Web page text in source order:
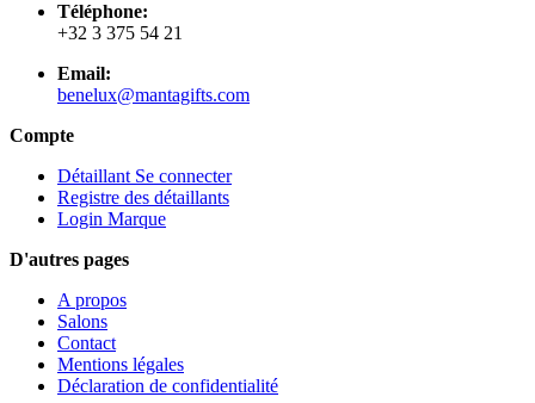
Téléphone:
+32 3 375 54 21
Email:
benelux@mantagifts.com
Compte
Détaillant Se connecter
Registre des détaillants
Login Marque
D'autres pages
A propos
Salons
Contact
Mentions légales
Déclaration de confidentialité